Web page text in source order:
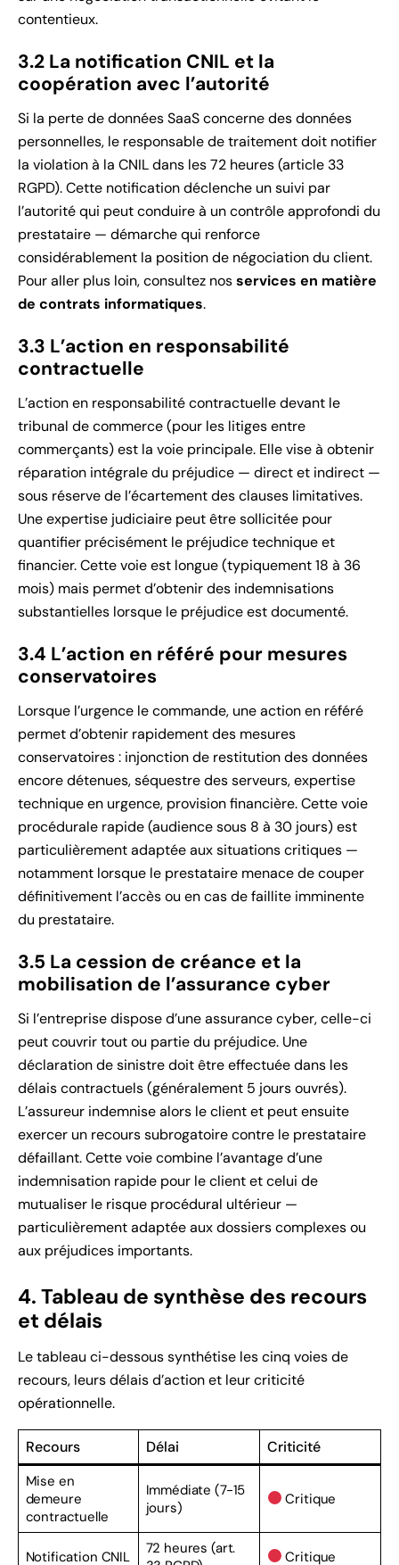
contentieux.
3.2 La notification CNIL et la
coopération avec l’autorité
Si la perte de données SaaS concerne des données
personnelles, le responsable de traitement doit notifier
la violation à la CNIL dans les 72 heures (article 33
RGPD). Cette notification déclenche un suivi par
l’autorité qui peut conduire à un contrôle approfondi du
prestataire — démarche qui renforce
considérablement la position de négociation du client.
Pour aller plus loin, consultez nosservices en matière
de contrats informatiques.
3.3 L’action en responsabilité
contractuelle
L’action en responsabilité contractuelle devant le
tribunal de commerce (pour les litiges entre
commerçants) est la voie principale. Elle vise à obtenir
réparation intégrale du préjudice — direct et indirect —
sous réserve de l’écartement des clauses limitatives.
Une expertise judiciaire peut être sollicitée pour
quantifier précisément le préjudice technique et
financier. Cette voie est longue (typiquement 18 à 36
mois) mais permet d’obtenir des indemnisations
substantielles lorsque le préjudice est documenté.
3.4 L’action en référé pour mesures
conservatoires
Lorsque l’urgence le commande, une action en référé
permet d’obtenir rapidement des mesures
conservatoires : injonction de restitution des données
encore détenues, séquestre des serveurs, expertise
technique en urgence, provision financière. Cette voie
procédurale rapide (audience sous 8 à 30 jours) est
particulièrement adaptée aux situations critiques —
notamment lorsque le prestataire menace de couper
définitivement l’accès ou en cas de faillite imminente
du prestataire.
3.5 La cession de créance et la
mobilisation de l’assurance cyber
Si l’entreprise dispose d’une assurance cyber, celle-ci
peut couvrir tout ou partie du préjudice. Une
déclaration de sinistre doit être effectuée dans les
délais contractuels (généralement 5 jours ouvrés).
L’assureur indemnise alors le client et peut ensuite
exercer un recours subrogatoire contre le prestataire
défaillant. Cette voie combine l’avantage d’une
indemnisation rapide pour le client et celui de
mutualiser le risque procédural ultérieur —
particulièrement adaptée aux dossiers complexes ou
aux préjudices importants.
4. Tableau de synthèse des recours
et délais
Le tableau ci-dessous synthétise les cinq voies de
recours, leurs délais d’action et leur criticité
opérationnelle.
Recours Délai Criticité
Mise en
demeure
contractuelle
Immédiate (7-15
jours)
Critique
Notification CNIL
72 heures (art.
Critique